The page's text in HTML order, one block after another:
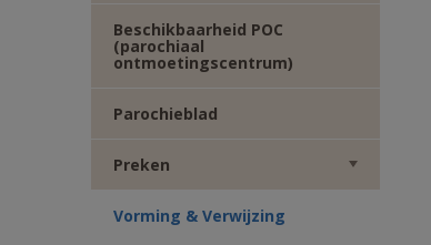
Beschikbaarheid POC
(parochiaal
ontmoetingscentrum)
Parochieblad
Preken
Vorming & Verwijzing